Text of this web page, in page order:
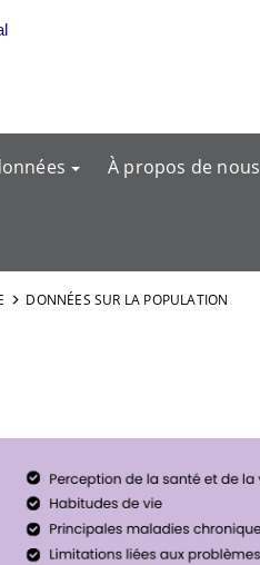
À propos de nous
DONNÉES SUR LA POPULATION